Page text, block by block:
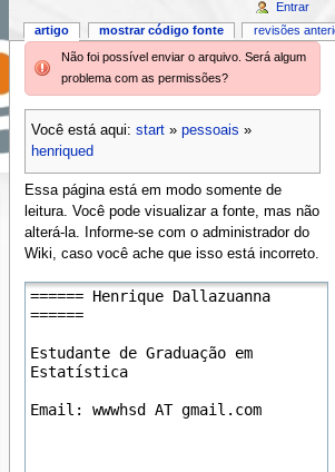
Não foi possível enviar o arquivo. Será algum
problema com as permissões?
Você está aqui: start» pessoais »
henriqued
Essa página está em modo somente de
leitura. Você pode visualizar a fonte, mas não
alterá-la. Informe-se com o administrador do
Wiki, caso você ache que isso está incorreto.
artigo mostrar código fonte revisões
Entrar